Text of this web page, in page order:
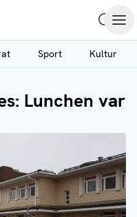
Sport Kultur
Lunchen var